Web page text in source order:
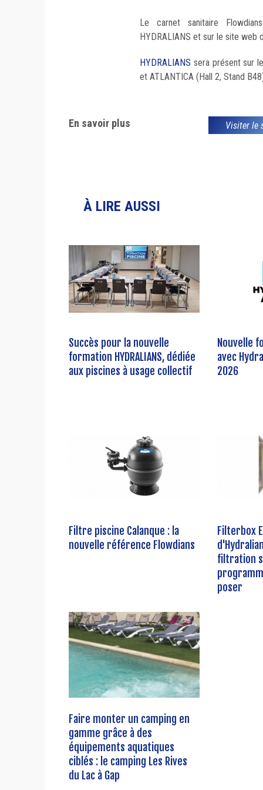
Le carnet sanitaire
HYDRALIANS et sur le site web
HYDRALIANS sera présent sur
et ATLANTICA (Hall 2, Stand
En savoir plus Visiter le
À LIRE AUSSI
Succès pour la nouvelle
formation HYDRALIANS, dédiée
aux piscines à usage collectif
Nouvelle
avec
2026
Filtre piscine Calanque : la
nouvelle référence Flowdians
Filterbox
filtration
poser
Faire monter un camping en
gamme grâce à des
équipements aquatiques
ciblés : le camping Les Rives
du Lac à Gap